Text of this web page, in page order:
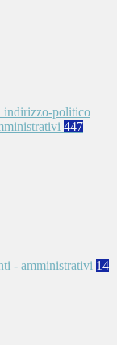
indirizzo-politico
447
- amministrativi 14